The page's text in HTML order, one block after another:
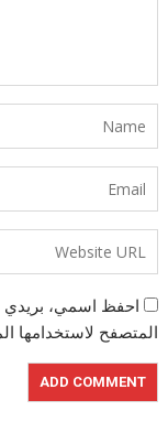
احفظ اسمي، بريدي
المتصفح لاستخدامها